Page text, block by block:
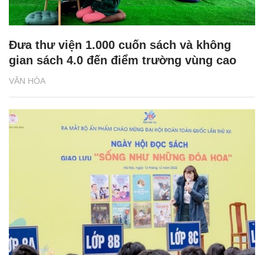
VĂN HÓA
Đưa thư viện 1.000 cuốn sách và không
gian sách 4.0 đến điểm trường vùng cao